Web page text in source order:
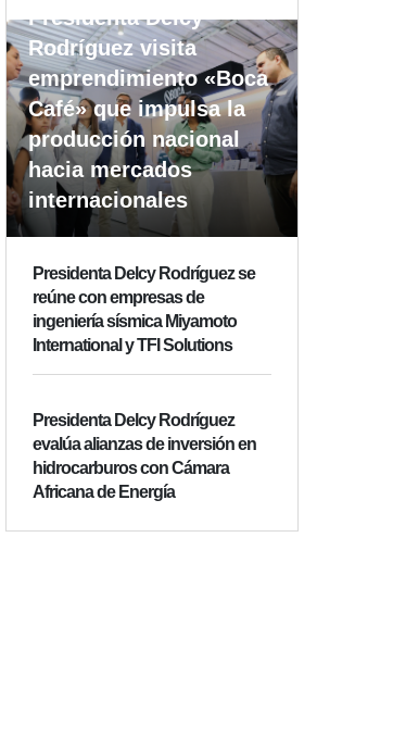
Presidenta Delcy
Rodríguez visita
emprendimiento «Boca
Café» que impulsa la
producción nacional
hacia mercados
internacionales
Presidenta Delcy Rodríguez se
reúne con empresas de
ingeniería sísmica Miyamoto
International y TFI Solutions
Presidenta Delcy Rodríguez
evalúa alianzas de inversión en
hidrocarburos con Cámara
Africana de Energía